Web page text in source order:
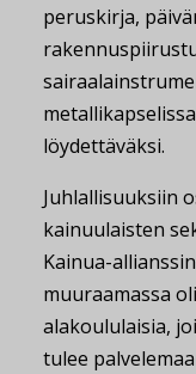
peruskirja,
löydettäväksi.
Juhlallisuuksiin
kainuulaisten
Kainua-
muuraamassa
alakoululaisia,
tulee